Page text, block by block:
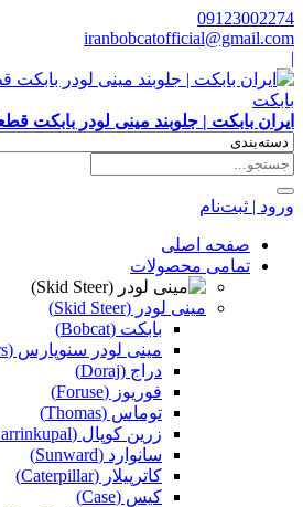
09123002274
iranbobcatofficial@gmail.com
|
ایران بابکت | جلوبند مینی لودر بابکت
ورود | ثبت‌نام
صفحه اصلی
تمامی محصولات
مینی لودر (Skid Steer)
بابکت (Bobcat)
مینی لودر سنوپارس (Snowpars)
دراج (Doraj)
فوریوز (Foruse)
توماس (Thomas)
زرین کوپال (Zarrinkupal)
سانوارد (Sunward)
کاترپیلار (Caterpillar)
کیس (Case)